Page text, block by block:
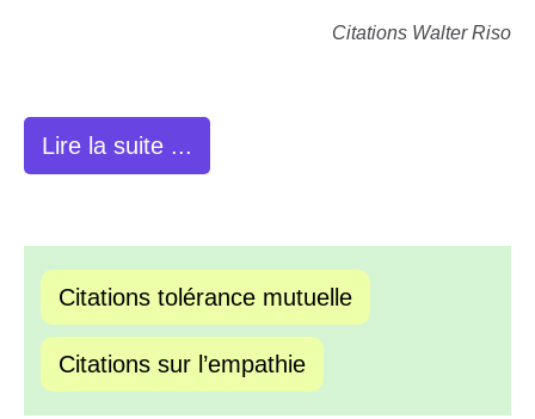
Citations Walter Riso
Lire la suite ...
Citations tolérance mutuelle
Citations sur l’empathie